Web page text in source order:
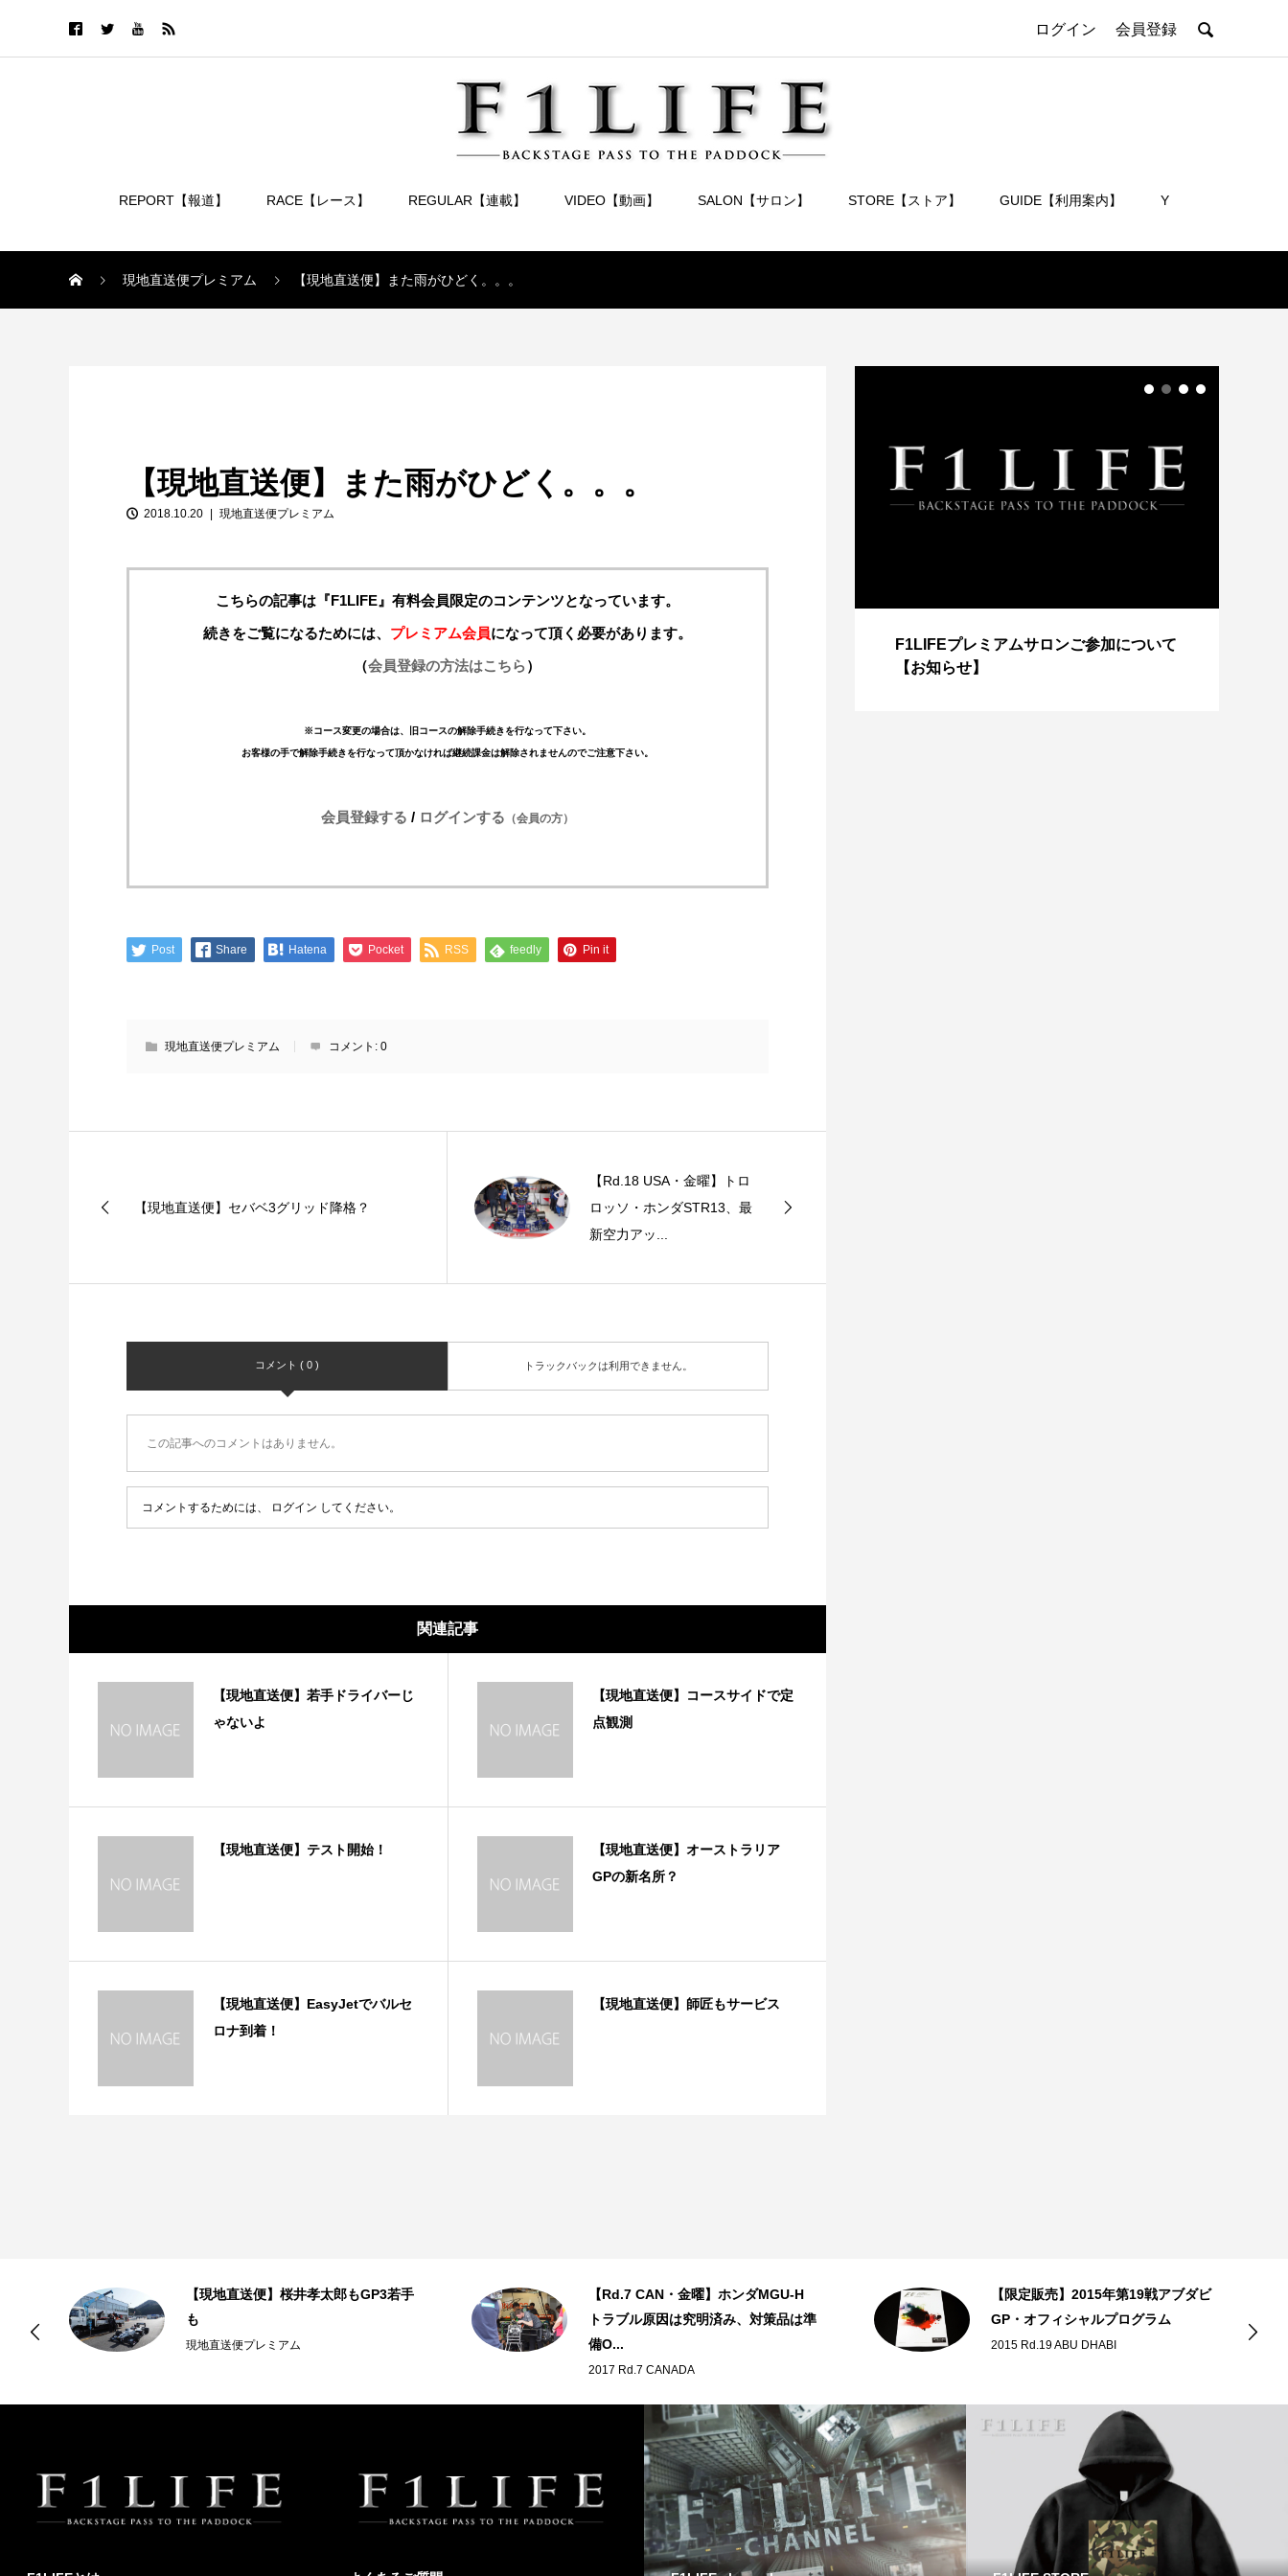
ログイン 会員登録 
REPORT【報道】 RACE【レース】 REGULAR【連載】 VIDEO【動画】 SALON【サロン】 STORE【ストア】 GUIDE【利用案内】 Y
現地直送便プレミアム 【現地直送便】また雨がひどく。。。
【現地直送便】また雨がひどく。。。
2018.10.20 現地直送便プレミアム
こちらの記事は『F1LIFE』有料会員限定のコンテンツとなっています。
続きをご覧になるためには、 プレミアム会員になって頂く必要があります。
（会員登録の方法はこちら）
※コース変更の場合は、旧コースの解除手続きを行なって下さい。
お客様の手で解除手続きを行なって頂かなければ継続課金は解除されませんのでご注意下さい。
会員登録する / ログインする （会員の方）
Post Share Hatena Pocket RSS feedly Pin it
現地直送便プレミアム コメント: 0
【現地直送便】セバベ3グリッド降格？
【Rd.18 USA・金曜】トロ
ロッソ・ホンダSTR13、最
新空力アッ...
コメント ( 0 ) トラックバックは利用できません。
この記事へのコメントはありません。
コメントするためには、 ログイン してください。
関連記事
【現地直送便】若手ドライバーじ
ゃないよ
【現地直送便】コースサイドで定
点観測
【現地直送便】テスト開始！
【現地直送便】オーストラリア
GPの新名所？
【現地直送便】EasyJetでバルセ
ロナ到着！
【現地直送便】師匠もサービス
【特別企画】2026年ホンダの現在地
①「アストンマーティンとの交渉4...
【特別記事】レーシングブルズ、
F1LIFEプレミアムサロンご参加について
【お知らせ】
【現地直送便】桜井孝太郎もGP3若手
も
現地直送便プレミアム
【Rd.7 CAN・金曜】ホンダMGU-H
トラブル原因は究明済み、対策品は準
備O...
2017 Rd.7 CANADA
【限定販売】2015年第19戦アブダビ
GP・オフィシャルプログラム
2015 Rd.19 ABU DHABI